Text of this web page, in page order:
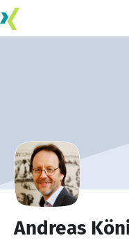
Andreas